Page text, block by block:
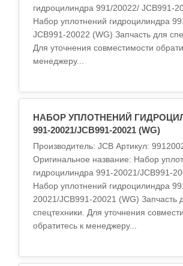
гидроцилиндра 991/20022/ JCB991-
Набор уплотнений гидроцилиндра
JCB991-20022 (WG) Запчасть для спецтехники.
Для уточнения совместимости
менеджеру...
НАБОР УПЛОТНЕНИЙ
991-20021/JCB991-20021 (WG)
Производитель: JCB Артикул:
Оригинальное название: Набор
гидроцилиндра 991-20021/JCB991-
Набор уплотнений гидроцилиндра
20021/JCB991-20021 (WG) Запчасть для
спецтехники. Для уточнения
обратитесь к менеджеру...